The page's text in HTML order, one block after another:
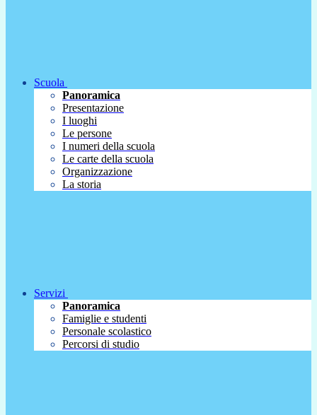
Scuola
Panoramica
Presentazione
I luoghi
Le persone
I numeri della scuola
Le carte della scuola
Organizzazione
La storia
Servizi
Panoramica
Famiglie e studenti
Personale scolastico
Percorsi di studio